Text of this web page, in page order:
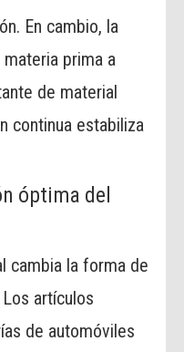
En cambio, la
prima a
de material
continua estabiliza
óptima del
cambia la forma de
artículos
de automóviles